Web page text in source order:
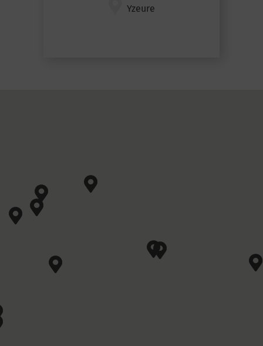
Yzeure